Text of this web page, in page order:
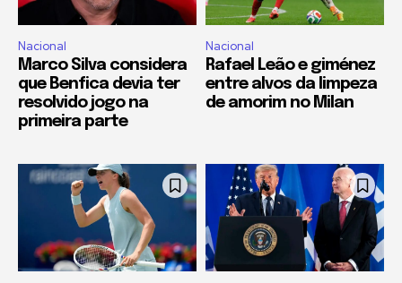
Nacional
Marco Silva considera
que Benfica devia ter
resolvido jogo na
primeira parte
Nacional
Rafael Leão e giménez
entre alvos da limpeza
de amorim no Milan